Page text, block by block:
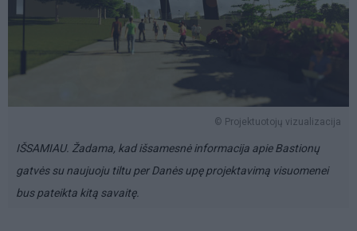
© Projektuotojų vizualizacija
IŠSAMIAU. Žadama, kad išsamesnė informacija apie Bastionų
gatvės su naujuoju tiltu per Danės upę projektavimą visuomenei
bus pateikta kitą savaitę.